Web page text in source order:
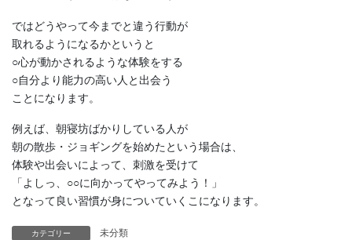
ではどうやって今までと違う行動が
取れるようになるかというと
○心が動かされるような体験をする
○自分より能力の高い人と出会う
ことになります。
例えば、朝寝坊ばかりしている人が
朝の散歩・ジョギングを始めたという場合は、
体験や出会いによって、刺激を受けて
「よしっ、○○に向かってやってみよう！」
となって良い習慣が身についていくこになります。
カテゴリー 未分類